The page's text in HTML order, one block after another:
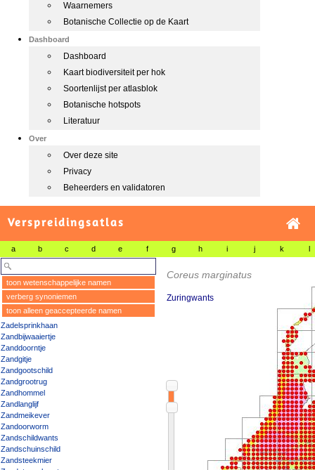
Waarnemers
Botanische Collectie op de Kaart
Dashboard
Dashboard
Kaart biodiversiteit per hok
Soortenlijst per atlasblok
Botanische hotspots
Literatuur
Over
Over deze site
Privacy
Beheerders en validatoren
Verspreidingsatlas
a b c d e f g h i j k l
toon wetenschappelijke namen
verberg synoniemen
toon alleen geaccepteerde namen
Zadelsprinkhaan
Zandbijwaaiertje
Zanddoorntje
Zandgitje
Zandgootschild
Zandgrootrug
Zandhommel
Zandlanglijf
Zandmeikever
Zandoorworm
Zandschildwants
Zandschuinschild
Zandsteekmier
Coreus marginatus
Zuringwants